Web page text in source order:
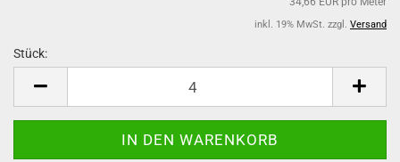
inkl. 19% MwSt. zzgl. Versand
Stück: